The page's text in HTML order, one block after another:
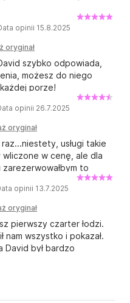
Dennis, proszę
gotówką. :) Ale udało
gładko. Dzięki!
opinii 15.8.2025
oryginał
szybko odpowiada,
możesz do niego
porze!
opinii 26.7.2025
oryginał
usługi takie
wliczone w cenę, ale dla
to
opinii 13.7.2025
oryginał
pierwszy czarter łodzi.
nam wszystko i pokazał.
David był bardzo
Zdecydowanie